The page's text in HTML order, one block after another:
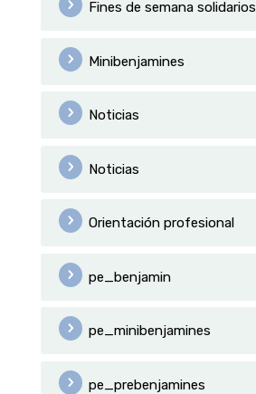
Fines de semana solidarios
Minibenjamines
Noticias
Noticias
Orientación profesional
pe_benjamin
pe_minibenjamines
pe_prebenjamines